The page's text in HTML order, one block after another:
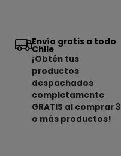
Envío gratis a todo
Chile
¡Obtén tus
productos
despachados
completamente
GRATIS al comprar 3
o más productos!